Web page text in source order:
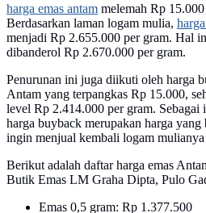
harga emas antam melemah Rp
Berdasarkan laman logam mulia,
menjadi Rp 2.655.000 per gram. Hal
dibanderol Rp 2.670.000 per gram.
Penurunan ini juga diikuti oleh harga
Antam yang terpangkas Rp 15.000,
level Rp 2.414.000 per gram. Sebagai
harga buyback merupakan harga
ingin menjual kembali logam
Berikut adalah daftar harga emas
Butik Emas LM Graha Dipta, Pulo
Emas 0,5 gram: Rp 1.377.500